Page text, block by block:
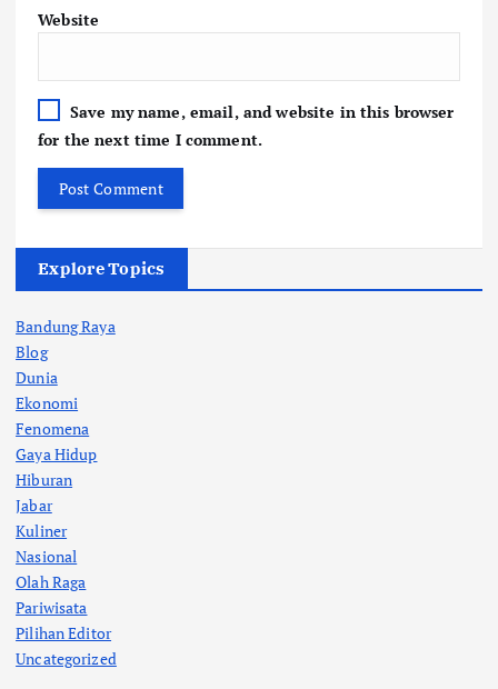
Website
Save my name, email, and website in this browser
for the next time I comment.
Explore Topics
Bandung Raya
Blog
Dunia
Ekonomi
Fenomena
Gaya Hidup
Hiburan
Jabar
Kuliner
Nasional
Olah Raga
Pariwisata
Pilihan Editor
Uncategorized